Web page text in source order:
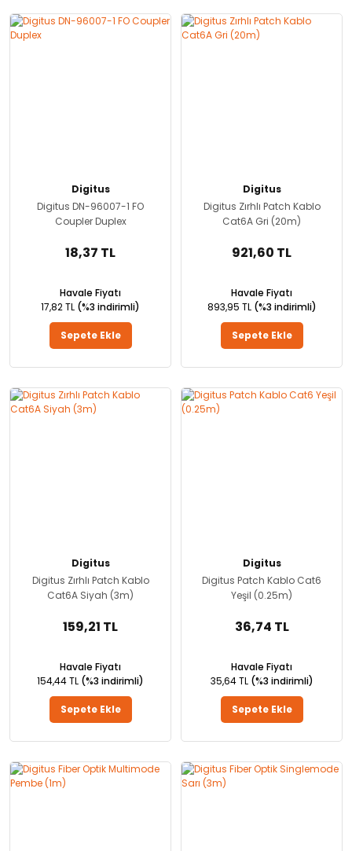
Digitus
Digitus DN-96007-1 FO
Coupler Duplex
18,37 TL
Havale Fiyatı
17,82 TL (%3 indirimli)
Sepete Ekle
Digitus
Digitus Zırhlı Patch Kablo
Cat6A Gri (20m)
921,60 TL
Havale Fiyatı
893,95 TL (%3 indirimli)
Sepete Ekle
Digitus
Digitus Zırhlı Patch Kablo
Cat6A Siyah (3m)
159,21 TL
Havale Fiyatı
154,44 TL (%3 indirimli)
Sepete Ekle
Digitus
Digitus Patch Kablo Cat6
Yeşil (0.25m)
36,74 TL
Havale Fiyatı
35,64 TL (%3 indirimli)
Sepete Ekle